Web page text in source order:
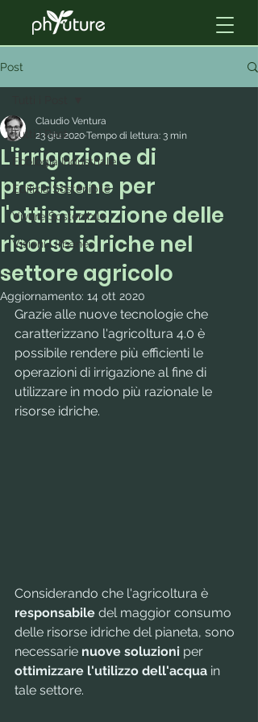
Post
Tutti i Post
Ecologia Industriale
Edilizia Sostenibile
Vivere Sostenibile
Visioni Urbane
L'irrigazione di
precisione per
l'ottimizzazione delle
risorse idriche nel
settore agricolo
Claudio Ventura
23 giu 2020Tempo di lettura: 3 min
Aggiornamento: 14 ott 2020
Grazie alle nuove tecnologie che
caratterizzano l'agricoltura 4.0 è
possibile rendere più efficienti le
operazioni di irrigazione al fine di
utilizzare in modo più razionale le
risorse idriche.
Considerando che l'agricoltura è
responsabile del maggior consumo
delle risorse idriche del pianeta, sono
necessarie nuove soluzioni per
ottimizzare l'utilizzo dell'acqua in
tale settore.